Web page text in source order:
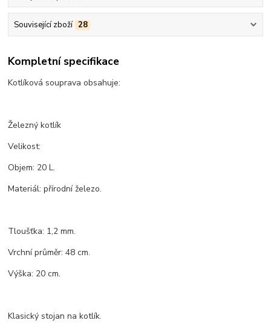
Související zboží 28
Kompletní specifikace
Kotlíková souprava obsahuje:
Železný kotlík
Velikost:
Objem: 20 L.
Materiál: přírodní železo.
Tloušťka: 1,2 mm.
Vrchní průměr: 48 cm.
Výška: 20 cm.
Klasický stojan na kotlík.